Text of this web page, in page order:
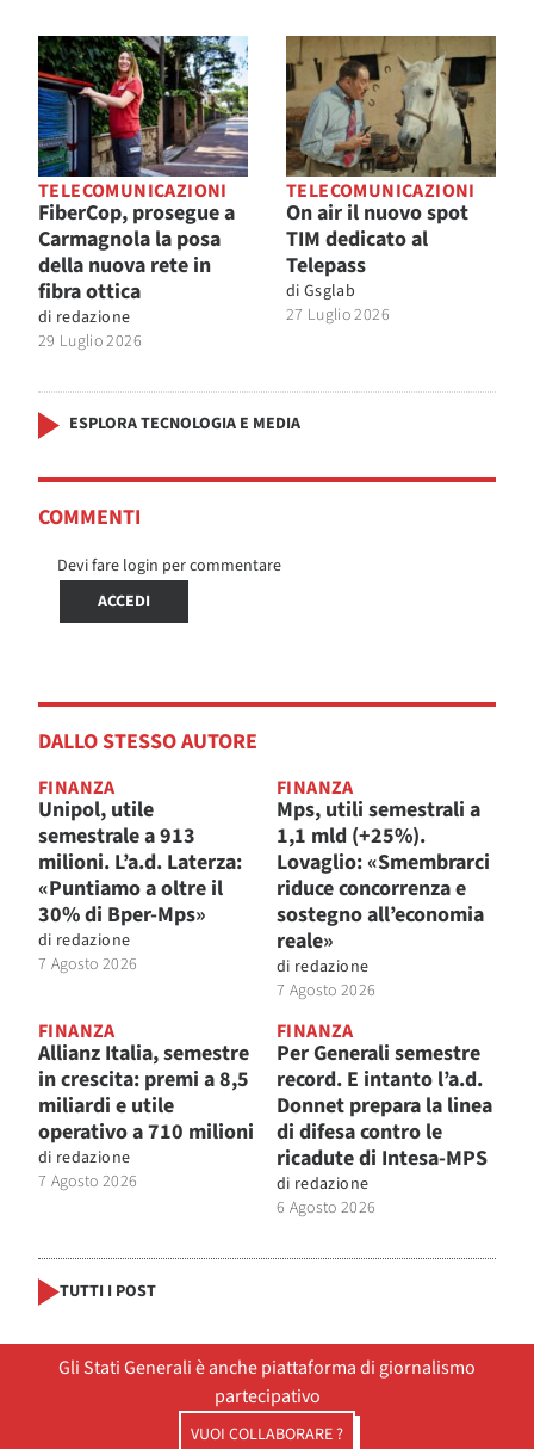
TELECOMUNICAZIONI
FiberCop, prosegue a
Carmagnola la posa
della nuova rete in
fibra ottica
di redazione
29 Luglio 2026
TELECOMUNICAZIONI
On air il nuovo spot
TIM dedicato al
Telepass
di Gsglab
27 Luglio 2026
ESPLORA TECNOLOGIA E MEDIA
COMMENTI
Devi fare login per commentare
ACCEDI
DALLO STESSO AUTORE
FINANZA
Unipol, utile
semestrale a 913
milioni. L’a.d. Laterza:
«Puntiamo a oltre il
30% di Bper-Mps»
di redazione
7 Agosto 2026
FINANZA
Mps, utili semestrali a
1,1 mld (+25%).
Lovaglio: «Smembrarci
riduce concorrenza e
sostegno all’economia
reale»
di redazione
7 Agosto 2026
FINANZA
Allianz Italia, semestre
in crescita: premi a 8,5
miliardi e utile
operativo a 710 milioni
di redazione
7 Agosto 2026
FINANZA
Per Generali semestre
record. E intanto l’a.d.
Donnet prepara la linea
di difesa contro le
ricadute di Intesa-MPS
di redazione
6 Agosto 2026
TUTTI I POST
Gli Stati Generali è anche piattaforma di giornalismo
partecipativo
VUOI COLLABORARE ?